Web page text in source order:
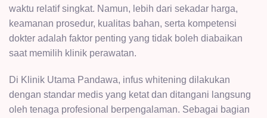
waktu relatif singkat. Namun, lebih dari sekadar harga,
keamanan prosedur, kualitas bahan, serta kompetensi
dokter adalah faktor penting yang tidak boleh diabaikan
saat memilih klinik perawatan.
Di Klinik Utama Pandawa, infus whitening dilakukan
dengan standar medis yang ketat dan ditangani langsung
oleh tenaga profesional berpengalaman. Sebagai bagian